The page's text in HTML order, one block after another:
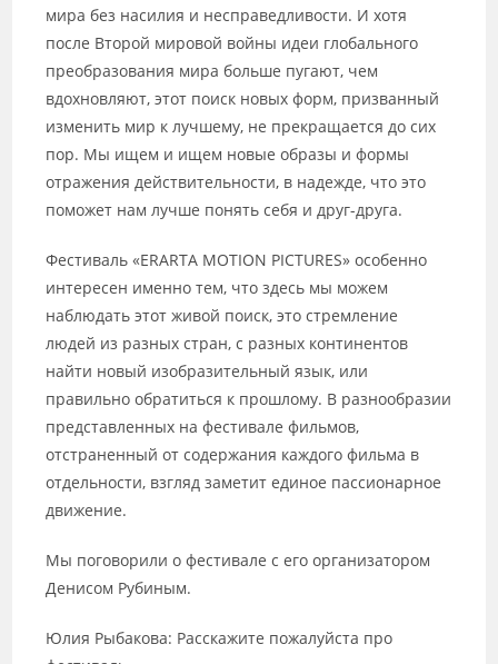
мира без насилия и несправедливости. И хотя
после Второй мировой войны идеи глобального
преобразования мира больше пугают, чем
вдохновляют, этот поиск новых форм, призванный
изменить мир к лучшему, не прекращается до сих
пор. Мы ищем и ищем новые образы и формы
отражения действительности, в надежде, что это
поможет нам лучше понять себя и друг-друга.
Фестиваль «ERARTA MOTION PICTURES» особенно
интересен именно тем, что здесь мы можем
наблюдать этот живой поиск, это стремление
людей из разных стран, с разных континентов
найти новый изобразительный язык, или
правильно обратиться к прошлому. В разнообразии
представленных на фестивале фильмов,
отстраненный от содержания каждого фильма в
отдельности, взгляд заметит единое пассионарное
движение.
Мы поговорили о фестивале с его организатором
Денисом Рубиным.
Юлия Рыбакова: Расскажите пожалуйста про